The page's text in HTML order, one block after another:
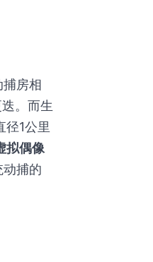
捕房相
。而生
径1公里
拟偶像
捕的